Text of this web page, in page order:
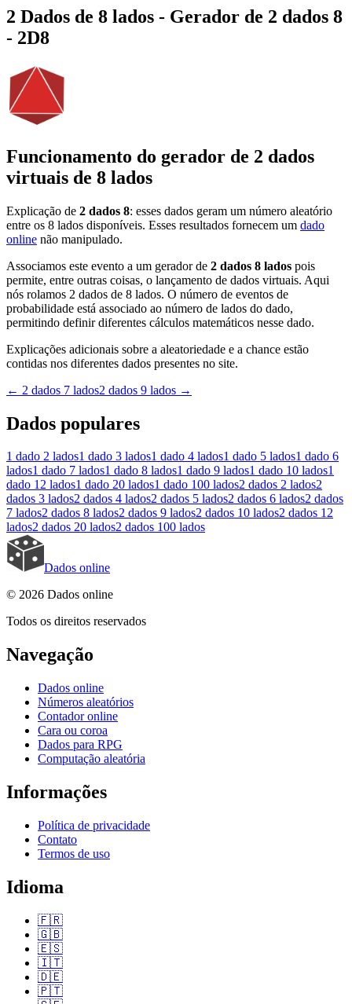
2 Dados de 8 lados - Gerador de 2 dados 8
- 2D8
Funcionamento do gerador de 2 dados
virtuais de 8 lados
Explicação de 2 dados 8: esses dados geram um número aleatório
entre os 8 lados disponíveis. Esses resultados fornecem um dado
online não manipulado.
Associamos este evento a um gerador de 2 dados 8 lados pois
permite, entre outras coisas, o lançamento de dados virtuais. Aqui
nós rolamos 2 dados de 8 lados. O número de eventos de
probabilidade está associado ao número de lados do dado,
permitindo definir diferentes cálculos matemáticos nesse dado.
Explicações adicionais sobre a aleatoriedade e a chance estão
contidas nos diferentes dados presentes no site.
← 2 dados 7 lados2 dados 9 lados →
Dados populares
1 dado 2 lados1 dado 3 lados1 dado 4 lados1 dado 5 lados1 dado 6
lados1 dado 7 lados1 dado 8 lados1 dado 9 lados1 dado 10 lados1
dado 12 lados1 dado 20 lados1 dado 100 lados2 dados 2 lados2
dados 3 lados2 dados 4 lados2 dados 5 lados2 dados 6 lados2 dados
7 lados2 dados 8 lados2 dados 9 lados2 dados 10 lados2 dados 12
lados2 dados 20 lados2 dados 100 lados
Dados online
© 2026 Dados online
Todos os direitos reservados
Navegação
Dados online
Números aleatórios
Contador online
Cara ou coroa
Dados para RPG
Computação aleatória
Informações
Política de privacidade
Contato
Termos de uso
Idioma
🇫🇷
🇬🇧
🇪🇸
🇮🇹
🇩🇪
🇵🇹